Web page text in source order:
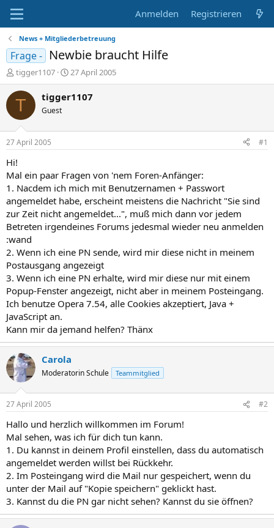
Anmelden Registrieren
News + Mitgliederbetreuung
Frage - Newbie braucht Hilfe
E
r
s
t
e
r
tigger1107
E
r
s
t
27 April 2005
T tigger1107
Guest
27 April 2005 #1
Hi!
Mal ein paar Fragen von 'nem Foren-Anfänger:
1. Nacdem ich mich mit Benutzernamen + Passwort
angemeldet habe, erscheint meistens die Nachricht "Sie sind
zur Zeit nicht angemeldet...", muß mich dann vor jedem
Betreten irgendeines Forums jedesmal wieder neu anmelden
:wand
2. Wenn ich eine PN sende, wird mir diese nicht in meinem
Postausgang angezeigt
3. Wenn ich eine PN erhalte, wird mir diese nur mit einem
Popup-Fenster angezeigt, nicht aber in meinem Posteingang.
Ich benutze Opera 7.54, alle Cookies akzeptiert, Java +
JavaScript an.
Kann mir da jemand helfen? Thänx
Carola
Moderatorin Schule Teammitglied
27 April 2005 #2
Hallo und herzlich willkommen im Forum!
Mal sehen, was ich für dich tun kann.
1. Du kannst in deinem Profil einstellen, dass du automatisch
angemeldet werden willst bei Rückkehr.
2. Im Posteingang wird die Mail nur gespeichert, wenn du
unter der Mail auf "Kopie speichern" geklickt hast.
3. Kannst du die PN gar nicht sehen? Kannst du sie öffnen?